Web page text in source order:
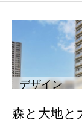
デザイン
森と大地と